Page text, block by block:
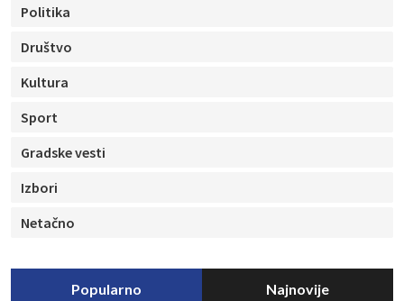
Politika
Društvo
Kultura
Sport
Gradske vesti
Izbori
Netačno
Popularno Najnovije